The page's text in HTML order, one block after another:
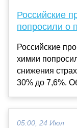
Российские
попросили о
Российские
химии
снижения
30% до 7,6%.
05:00, 24 Июл